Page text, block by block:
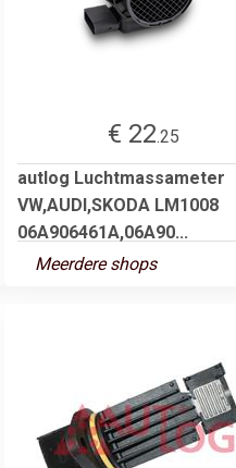
€ 22.25
autlog Luchtmassameter
VW,AUDI,SKODA LM1008
06A906461A,06A90...
Meerdere shops